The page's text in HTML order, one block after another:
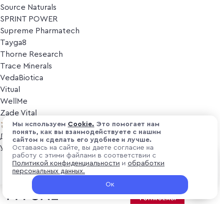
Source Naturals
SPRINT POWER
Supreme Pharmatech
Tayga8
Thorne Research
Trace Minerals
VedaBiotica
Vitual
WellMe
Zade Vital
Косметика
Дезодоранты
Уход за лицом
Уход за телом
Популярные бренды
₽ 2 900
+ 87 ₽ витуальками
В корзину
Мы используем Cоokіе. Это помогает нам
понять, как вы взаимодействуете с нашим
сайтом и сделать его удобнее и лучше.
Оставаясь на сайте, вы даете согласие на
работу с этими файлами в соответствии с
Политикой конфиденциальности и обработки
персональных данных.
Ок